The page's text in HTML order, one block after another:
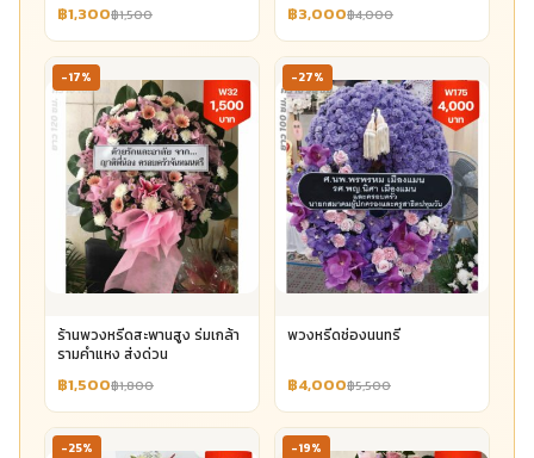
฿1,300฿1,500 ฿3,000฿4,000
-17%
ร้านพวงหรีดสะพานสูง ร่มเกล้า
รามคำแหง ส่งด่วน
฿1,500฿1,800
-27%
พวงหรีดช่องนนทรี
฿4,000฿5,500
-25% -19%